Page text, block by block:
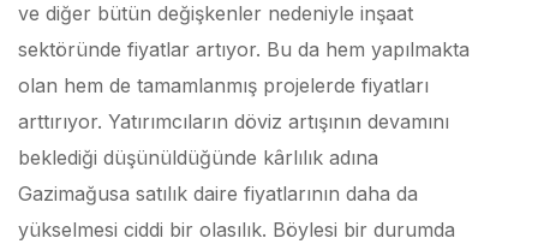
ve diğer bütün değişkenler nedeniyle inşaat
sektöründe fiyatlar artıyor. Bu da hem yapılmakta
olan hem de tamamlanmış projelerde fiyatları
arttırıyor. Yatırımcıların döviz artışının devamını
beklediği düşünüldüğünde kârlılık adına
Gazimağusa satılık daire fiyatlarının daha da
yükselmesi ciddi bir olasılık. Böylesi bir durumda